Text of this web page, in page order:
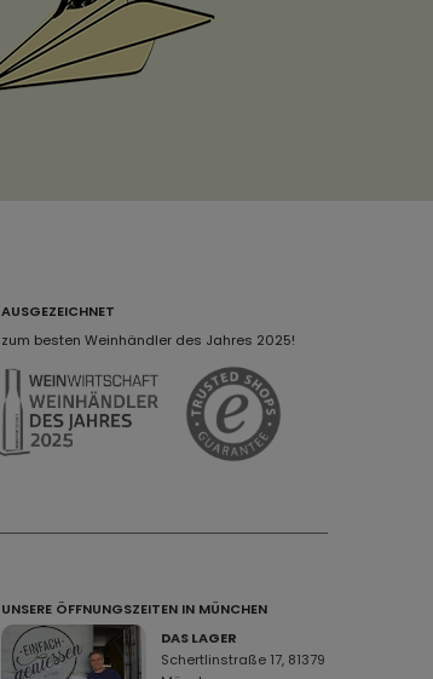
AUSGEZEICHNET
zum besten Weinhändler des Jahres 2025!
UNSERE ÖFFNUNGSZEITEN IN MÜNCHEN
DAS LAGER
Schertlinstraße 17, 81379